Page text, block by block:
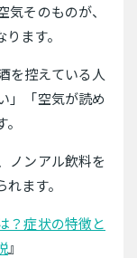
そのものが、
ます。
を控えている人
」「空気が読め
ノンアル飲料を
ます。
？症状の特徴と
』